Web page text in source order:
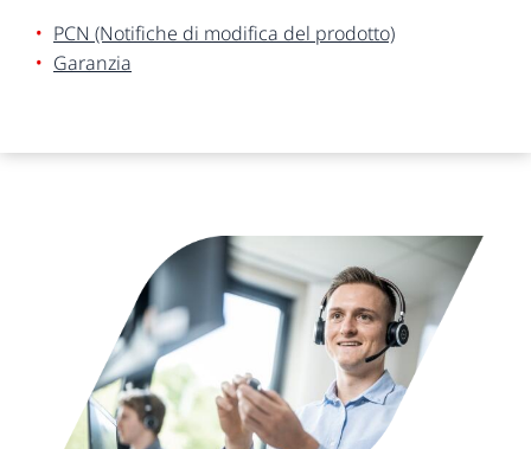
PCN (Notifiche di modifica del prodotto)
Garanzia